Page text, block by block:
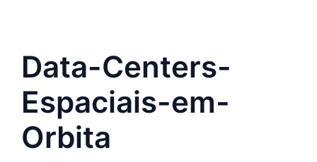
Data-Centers-
Espaciais-em-
Orbita